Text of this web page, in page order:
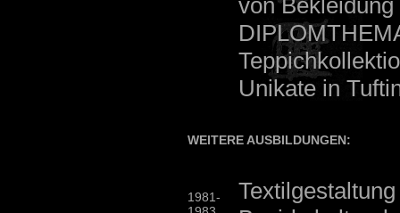
von Bekleidung
Unikate in
WEITERE AUSBILDUNGEN:
1981-